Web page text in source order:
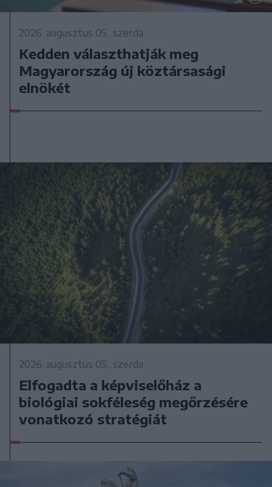
2026. augusztus 05., szerda
Kedden választhatják meg
Magyarország új köztársasági
elnökét
2026. augusztus 05., szerda
Elfogadta a képviselőház a
biológiai sokféleség megőrzésére
vonatkozó stratégiát